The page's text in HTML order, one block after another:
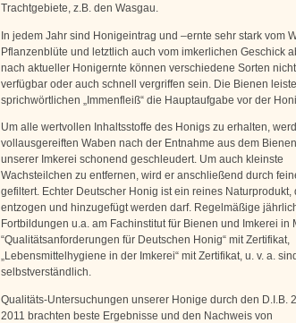
Trachtgebiete, z.B. den Wasgau.
In jedem Jahr sind Honigeintrag und –ernte sehr stark vom
Pflanzenblüte und letztlich auch vom imkerlichen Geschick
nach aktueller Honigernte können verschiedene Sorten
verfügbar oder auch schnell vergriffen sein. Die Bienen
sprichwörtlichen „Immenfleiß“ die Hauptaufgabe vor der
Um alle wertvollen Inhaltsstoffe des Honigs zu erhalten,
vollausgereiften Waben nach der Entnahme aus dem
unserer Imkerei schonend geschleudert. Um auch kleinste
Wachsteilchen zu entfernen, wird er anschließend durch
gefiltert. Echter Deutscher Honig ist ein reines Naturprodukt,
entzogen und hinzugefügt werden darf. Regelmäßige
Fortbildungen u.a. am Fachinstitut für Bienen und Imkerei in
“Qualitätsanforderungen für Deutschen Honig“ mit Zertifikat,
„Lebensmittelhygiene in der Imkerei“ mit Zertifikat, u. v. a.
selbstverständlich.
Qualitäts-Untersuchungen unserer Honige durch den D.I.B.
2011 brachten beste Ergebnisse und den Nachweis von